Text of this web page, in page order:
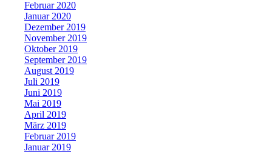
Februar 2020
Januar 2020
Dezember 2019
November 2019
Oktober 2019
September 2019
August 2019
Juli 2019
Juni 2019
Mai 2019
April 2019
März 2019
Februar 2019
Januar 2019